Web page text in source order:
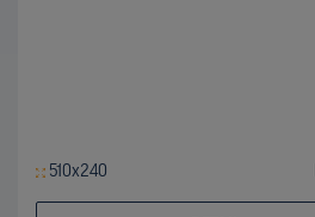
510x240